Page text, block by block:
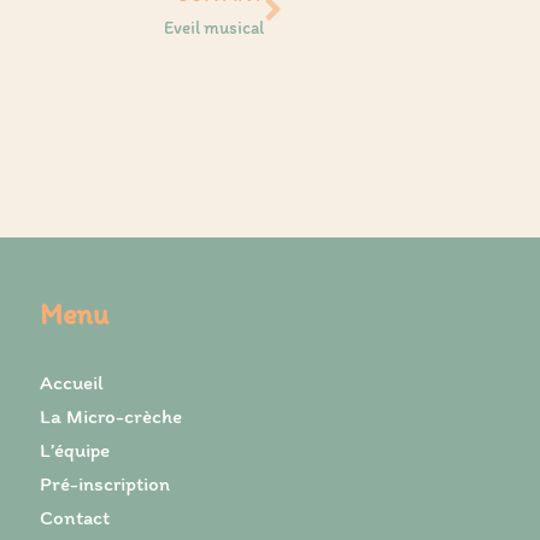
Eveil musical
Menu
Accueil
La Micro-crèche
L’équipe
Pré-inscription
Contact